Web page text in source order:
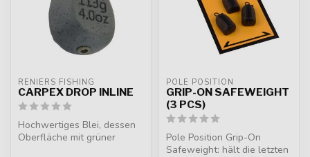
RENIERS FISHING
CARPEX DROP INLINE
Hochwertiges Blei, dessen
Oberfläche mit grüner
POLE POSITION
GRIP-ON SAFEWEIGHT
(3 PCS)
Pole Position Grip-On
Safeweight: hält die letzten